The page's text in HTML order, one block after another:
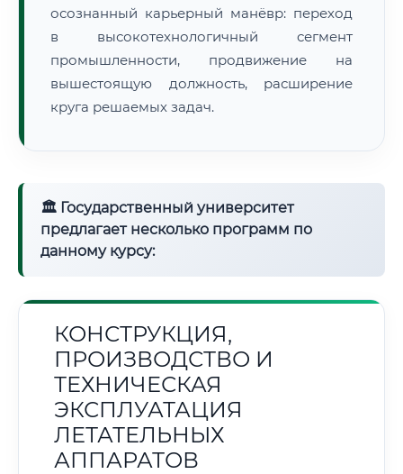
осознанный карьерный манёвр: переход
в высокотехнологичный сегмент
промышленности, продвижение на
вышестоящую должность, расширение
круга решаемых задач.
🏛 Государственный университет
предлагает несколько программ по
данному курсу:
КОНСТРУКЦИЯ,
ПРОИЗВОДСТВО И
ТЕХНИЧЕСКАЯ
ЭКСПЛУАТАЦИЯ
ЛЕТАТЕЛЬНЫХ
АППАРАТОВ